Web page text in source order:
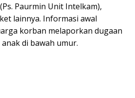
Paurmin Unit Intelkam),
lainnya. Informasi awal
korban melaporkan dugaan
di bawah umur.